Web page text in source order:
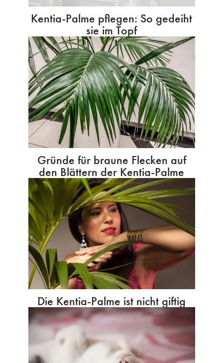
Kentia-Palme pflegen: So gedeiht
sie im Topf
Gründe für braune Flecken auf
den Blättern der Kentia-Palme
Die Kentia-Palme ist nicht giftig